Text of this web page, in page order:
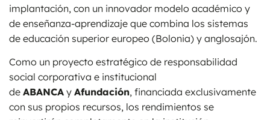
implantación, con un innovador modelo académico y
de enseñanza-aprendizaje que combina los sistemas
de educación superior europeo (Bolonia) y anglosajón.
Como un proyecto estratégico de responsabilidad
social corporativa e institucional
de ABANCA y Afundación, financiada exclusivamente
con sus propios recursos, los rendimientos se